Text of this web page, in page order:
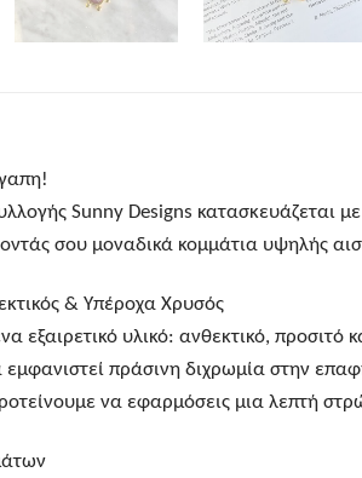
Sunny Designs κατασκευάζεται
σου μοναδικά κομμάτια υψηλής
& Υπέροχα Χρυσός
εξαιρετικό υλικό: ανθεκτικό,
πράσινη διχρωμία στην
να εφαρμόσεις μια λεπτή